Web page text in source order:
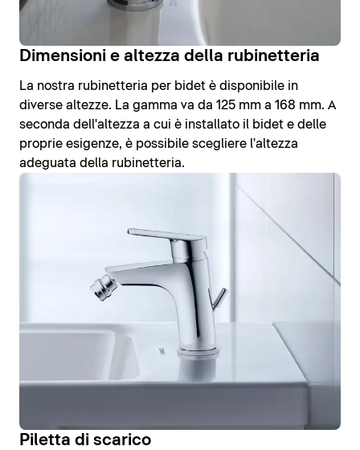
Dimensioni e altezza della rubinetteria
La nostra rubinetteria per bidet è disponibile in
diverse altezze. La gamma va da 125 mm a 168 mm. A
seconda dell'altezza a cui è installato il bidet e delle
proprie esigenze, è possibile scegliere l'altezza
adeguata della rubinetteria.
Piletta di scarico